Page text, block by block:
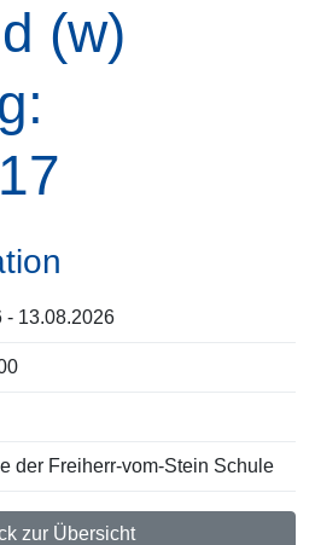
(w)
- 13.08.2026
der Freiherr-vom-Stein Schule
zur Übersicht